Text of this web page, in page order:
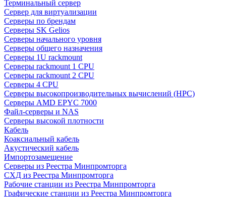
Терминальный сервер
Сервер для виртуализации
Серверы по брендам
Серверы SK Gelios
Серверы начального уровня
Серверы общего назначения
Серверы 1U rackmount
Серверы rackmount 1 CPU
Серверы rackmount 2 CPU
Серверы 4 CPU
Серверы высокопроизводительных вычислений (HPC)
Серверы AMD EPYC 7000
Файл-серверы и NAS
Серверы высокой плотности
Кабель
Коаксиальный кабель
Акустический кабель
Импортозамещение
Серверы из Реестра Минпромторга
СХД из Реестра Минпромторга
Рабочие станции из Реестра Минпромторга
Графические станции из Реестра Минпромторга